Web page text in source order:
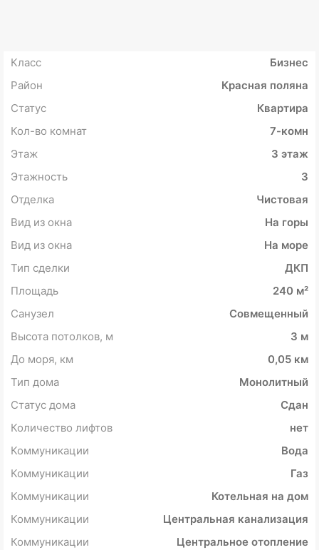
Класс
Бизнес
Район
Красная поляна
Статус
Квартира
Кол-во комнат
7-комн
Этаж
3 этаж
Этажность
3
Отделка
Чистовая
Вид из окна
На горы
Вид из окна
На море
Тип сделки
ДКП
Площадь
240 м²
Санузел
Совмещенный
Высота потолков, м
3 м
До моря, км
0,05 км
Тип дома
Монолитный
Статус дома
Сдан
Количество лифтов
нет
Коммуникации
Вода
Коммуникации
Газ
Коммуникации
Котельная на дом
Коммуникации
Центральная канализация
Коммуникации
Центральное отопление